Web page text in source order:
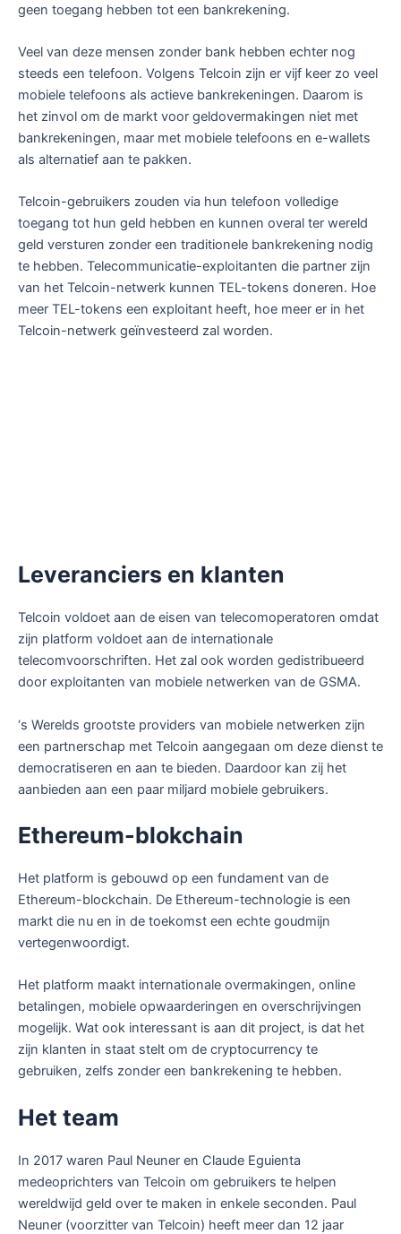
geen toegang hebben tot een bankrekening.
Veel van deze mensen zonder bank hebben echter nog
steeds een telefoon. Volgens Telcoin zijn er vijf keer zo veel
mobiele telefoons als actieve bankrekeningen. Daarom is
het zinvol om de markt voor geldovermakingen niet met
bankrekeningen, maar met mobiele telefoons en e-wallets
als alternatief aan te pakken.
Telcoin-gebruikers zouden via hun telefoon volledige
toegang tot hun geld hebben en kunnen overal ter wereld
geld versturen zonder een traditionele bankrekening nodig
te hebben. Telecommunicatie-exploitanten die partner zijn
van het Telcoin-netwerk kunnen TEL-tokens doneren. Hoe
meer TEL-tokens een exploitant heeft, hoe meer er in het
Telcoin-netwerk geïnvesteerd zal worden.
Leveranciers en klanten
Telcoin voldoet aan de eisen van telecomoperatoren omdat
zijn platform voldoet aan de internationale
telecomvoorschriften. Het zal ook worden gedistribueerd
door exploitanten van mobiele netwerken van de GSMA.
‘s Werelds grootste providers van mobiele netwerken zijn
een partnerschap met Telcoin aangegaan om deze dienst te
democratiseren en aan te bieden. Daardoor kan zij het
aanbieden aan een paar miljard mobiele gebruikers.
Ethereum-blokchain
Het platform is gebouwd op een fundament van de
Ethereum-blockchain. De Ethereum-technologie is een
markt die nu en in de toekomst een echte goudmijn
vertegenwoordigt.
Het platform maakt internationale overmakingen, online
betalingen, mobiele opwaarderingen en overschrijvingen
mogelijk. Wat ook interessant is aan dit project, is dat het
zijn klanten in staat stelt om de cryptocurrency te
gebruiken, zelfs zonder een bankrekening te hebben.
Het team
In 2017 waren Paul Neuner en Claude Eguienta
medeoprichters van Telcoin om gebruikers te helpen
wereldwijd geld over te maken in enkele seconden. Paul
Neuner (voorzitter van Telcoin) heeft meer dan 12 jaar